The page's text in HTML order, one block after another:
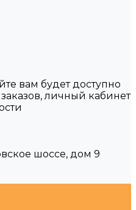
вам будет доступно
личный кабинет
шоссе, дом 9